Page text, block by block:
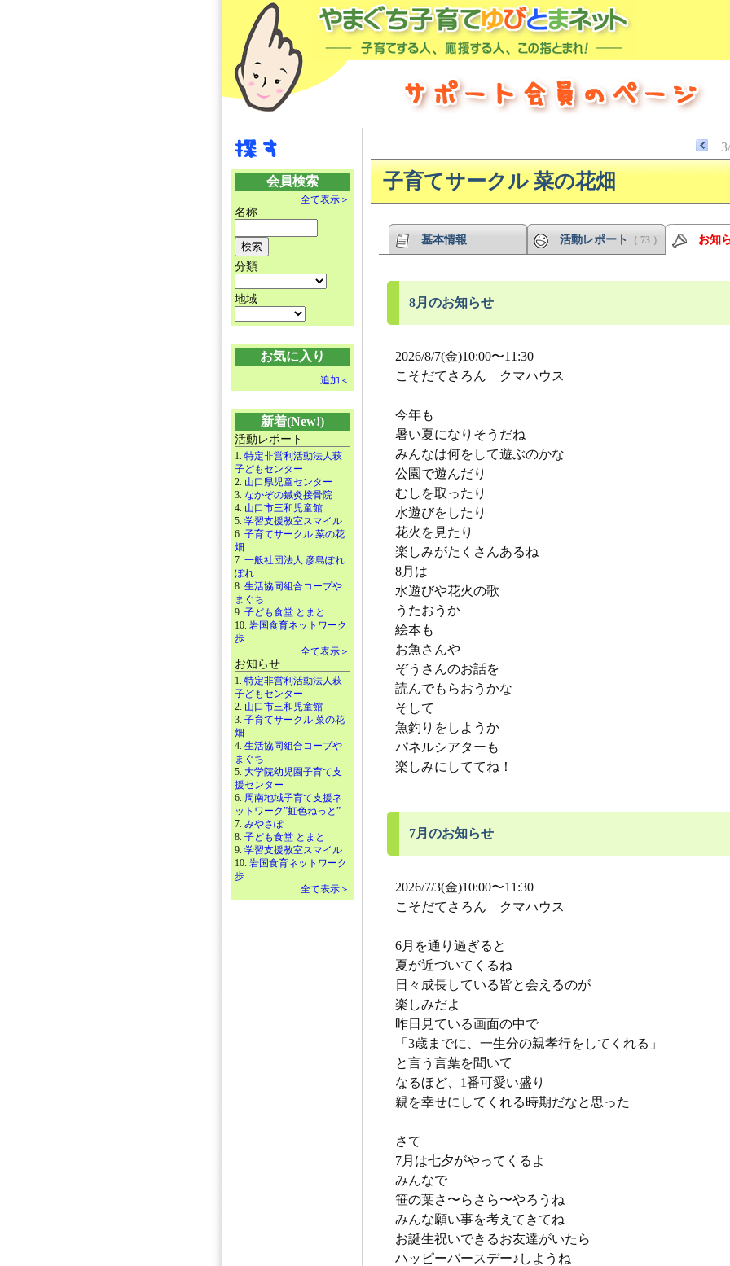
会員検索
全て表示＞
名称
分類
地域
お気に入り
追加＜
新着(New!)
活動レポート
1. 特定非営利活動法人萩
子どもセンター
2. 山口県児童センター
3. なかぞの鍼灸接骨院
4. 山口市三和児童館
5. 学習支援教室スマイル
6. 子育てサークル 菜の花
畑
7. 一般社団法人 彦島ぽれ
ぽれ
8. 生活協同組合コープや
まぐち
9. 子ども食堂 とまと
10. 岩国食育ネットワーク
歩
全て表示＞
お知らせ
1. 特定非営利活動法人萩
子どもセンター
2. 山口市三和児童館
3. 子育てサークル 菜の花
畑
4. 生活協同組合コープや
まぐち
5. 大学院幼児園子育て支
援センター
6. 周南地域子育て支援ネ
ットワーク”虹色ねっと”
7. みやさぽ
8. 子ども食堂 とまと
9. 学習支援教室スマイル
10. 岩国食育ネットワーク
歩
全て表示＞
子育てサークル 菜の花畑
基本情報 活動レポート （ 73 ） お知
8月のお知らせ
2026/8/7(金)10:00〜11:30
こそだてさろん クマハウス
今年も
暑い夏になりそうだね
みんなは何をして遊ぶのかな
公園で遊んだり
むしを取ったり
水遊びをしたり
花火を見たり
楽しみがたくさんあるね
8月は
水遊びや花火の歌
うたおうか
絵本も
お魚さんや
ぞうさんのお話を
読んでもらおうかな
そして
魚釣りをしようか
パネルシアターも
楽しみにしててね！
7月のお知らせ
2026/7/3(金)10:00〜11:30
こそだてさろん クマハウス
6月を通り過ぎると
夏が近づいてくるね
日々成長している皆と会えるのが
楽しみだよ
昨日見ている画面の中で
「3歳までに、一生分の親孝行をしてくれる」
と言う言葉を聞いて
なるほど、1番可愛い盛り
親を幸せにしてくれる時期だなと思った
さて
7月は七夕がやってくるよ
みんなで
笹の葉さ〜らさら〜やろうね
みんな願い事を考えてきてね
お誕生祝いできるお友達がいたら
ハッピーバースデー♪しようね